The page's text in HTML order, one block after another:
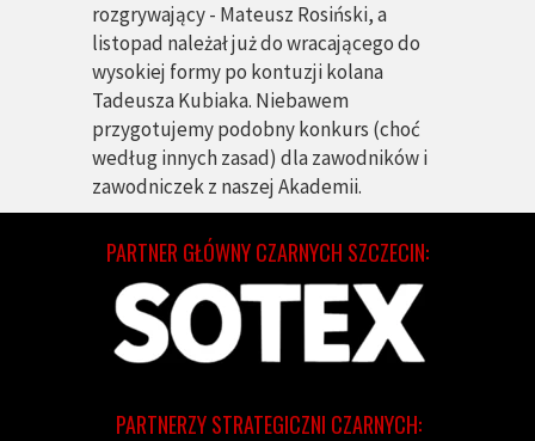
rozgrywający - Mateusz Rosiński, a
listopad należał już do wracającego do
wysokiej formy po kontuzji kolana
Tadeusza Kubiaka. Niebawem
przygotujemy podobny konkurs (choć
według innych zasad) dla zawodników i
zawodniczek z naszej Akademii.
PARTNERZY STRATEGICZNI CZARNYCH:
PARTNER GŁÓWNY CZARNYCH SZCZECIN: